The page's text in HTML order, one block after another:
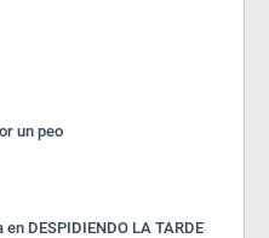
un peo
DESPIDIENDO LA TARDE